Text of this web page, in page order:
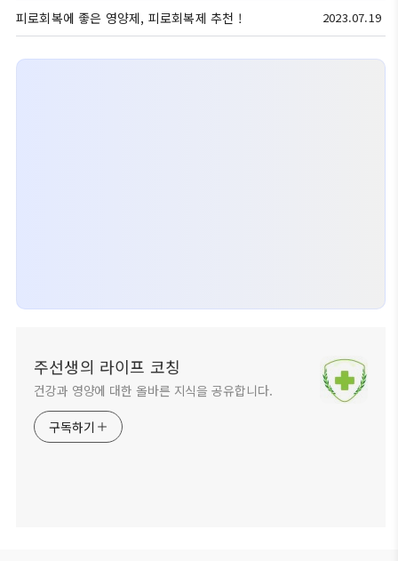
피로회복에 좋은 영양제, 피로회복제 추천 ! 2023.07.19
주선생의 라이프 코칭
건강과 영양에 대한 올바른 지식을 공유합니다.
구독하기